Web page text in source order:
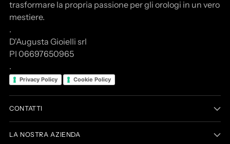
trasformare la propria passione per gli orologi in un vero
mestiere.
.
D'Augusta Gioielli srl
PI 06697650965
.
Privacy Policy Cookie Policy
CONTATTI
LA NOSTRA AZIENDA